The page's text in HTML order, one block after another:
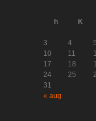
h
K
3
4 5
10
11
17
18
24
25
31
« aug